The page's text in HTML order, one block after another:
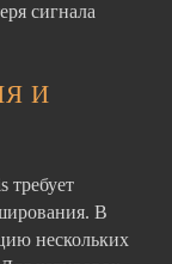
сигнала
И
требует
В
нескольких